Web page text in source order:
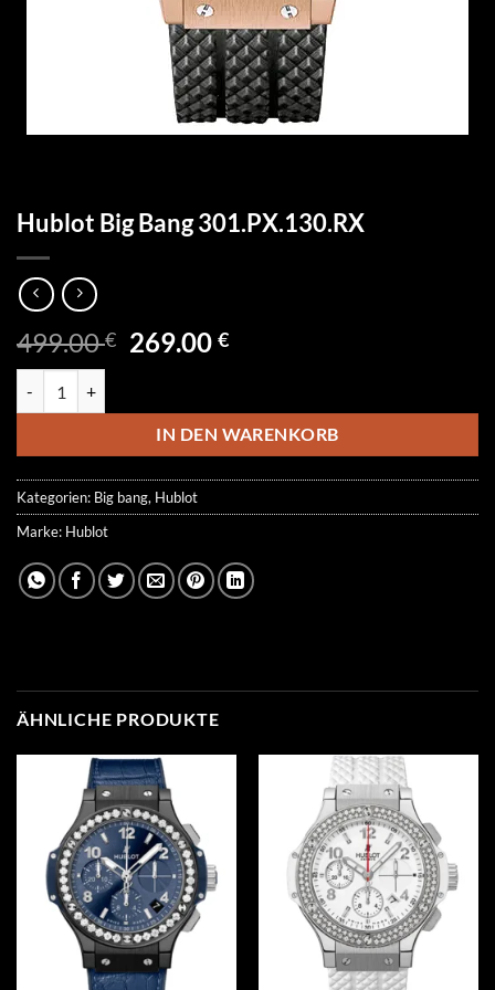
Hublot Big Bang 301.PX.130.RX
499.00€ Ursprünglicher
499.00 €
269.00€Aktueller
269.00 €.
IN DEN WARENKORB
Kategorien: Big bang, Hublot
Marke: Hublot
ÄHNLICHE PRODUKTE